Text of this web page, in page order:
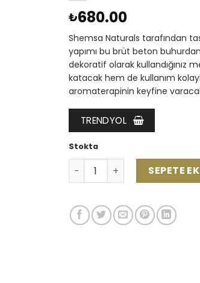
₺680.00
Shemsa Naturals tarafından
yapımı bu brüt beton
dekoratif olarak kullandığınız
katacak hem de kullanım
aromaterapinin keyfine
TRENDYOL
Stokta
Buhurdanlık Concart Curve
SEPETE